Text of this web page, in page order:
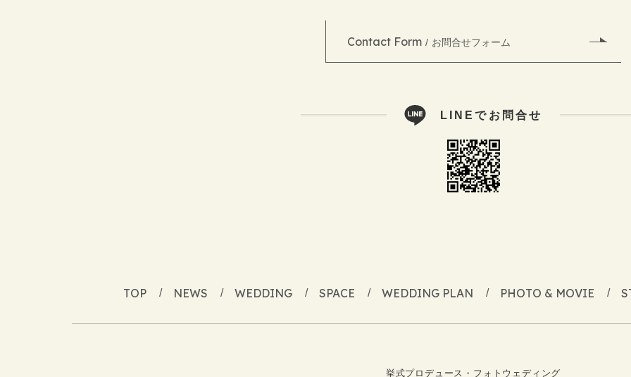
Contact Form お問合せフォーム
LINEでお問合せ
TOP NEWS WEDDING SPACE WEDDING PLAN PHOTO & MOVIE
挙式プロデュース・フォトウェディング